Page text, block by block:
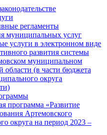
регламенты
муниципальных услуг
услуги в электронном виде
развития системы
муниципальном
области (в части бюджета
округа
программа «Развитие
Артемовского
округа на период 2023 –